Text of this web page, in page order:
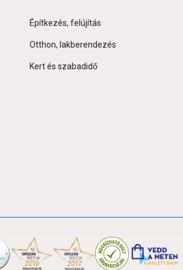
Építkezés, felújítás
Otthon, lakberendezés
Kert és szabadidő